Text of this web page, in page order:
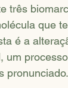
três
que
é a
um
pronunciado.